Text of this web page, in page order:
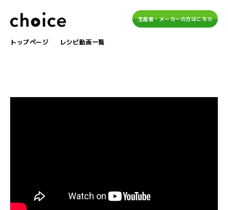
トップページ レシピ動画一覧
生産者・メーカーの方はこちら